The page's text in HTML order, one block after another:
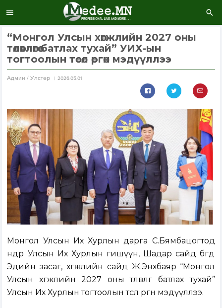
“Монгол Улсын хөгжлийн 2027 оны
төлөвлөгөө батлах тухай” УИХ-ын
тогтоолын төсөл өргөн мэдүүллээ
Aдмин / Улстөр 2026.05.01
Монгол Улсын Их Хурлын дарга С.Бямбацогтод
өнөөдөр Улсын Их Хурлын гишүүн, Шадар сайд бөгөөд
Эдийн засаг, хөгжлийн сайд Ж.Энхбаяр “Монгол
Улсын хөгжлийн 2027 оны төлөвлөгөө батлах тухай”
Улсын Их Хурлын тогтоолын төсөл өргөн мэдүүллээ.